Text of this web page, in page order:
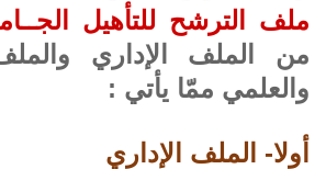
ملف الترشح للتأهيل
من الملف الإداري
والعلمي ممّا يأتي :
أولا- الملف الإداري